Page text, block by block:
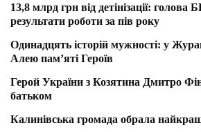
13,8 млрд грн від детінізації: голова
результати роботи за пів року
Одинадцять історій мужності: у
Алею пам’яті Героїв
Герой України з Козятина Дмитро
батьком
Калинівська громада обрала